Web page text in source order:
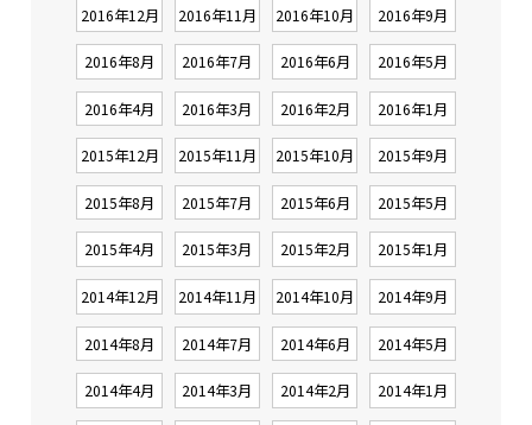
2016年12月 2016年11月 2016年10月 2016年9月
2016年8月 2016年7月 2016年6月 2016年5月
2016年4月 2016年3月 2016年2月 2016年1月
2015年12月 2015年11月 2015年10月 2015年9月
2015年8月 2015年7月 2015年6月 2015年5月
2015年4月 2015年3月 2015年2月 2015年1月
2014年12月 2014年11月 2014年10月 2014年9月
2014年8月 2014年7月 2014年6月 2014年5月
2014年4月 2014年3月 2014年2月 2014年1月